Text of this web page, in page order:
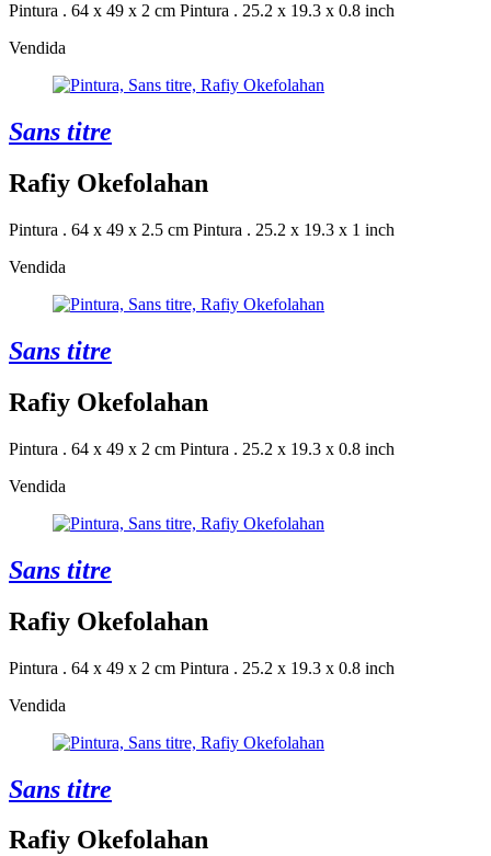
Pintura . 64 x 49 x 2 cm Pintura . 25.2 x 19.3 x 0.8 inch
Vendida
Sans titre
Rafiy Okefolahan
Pintura . 64 x 49 x 2.5 cm Pintura . 25.2 x 19.3 x 1 inch
Vendida
Sans titre
Rafiy Okefolahan
Pintura . 64 x 49 x 2 cm Pintura . 25.2 x 19.3 x 0.8 inch
Vendida
Sans titre
Rafiy Okefolahan
Pintura . 64 x 49 x 2 cm Pintura . 25.2 x 19.3 x 0.8 inch
Vendida
Sans titre
Rafiy Okefolahan